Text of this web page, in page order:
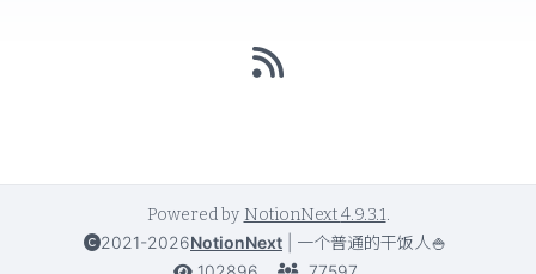
Powered by NotionNext4.9.3.1.
2021-2026NotionNext
一个普通的干饭人🍚